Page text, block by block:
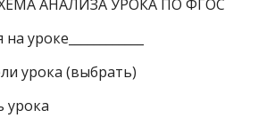
АНАЛИЗА УРОКА ПО ФГОС
уроке____________
урока (выбрать)
урока